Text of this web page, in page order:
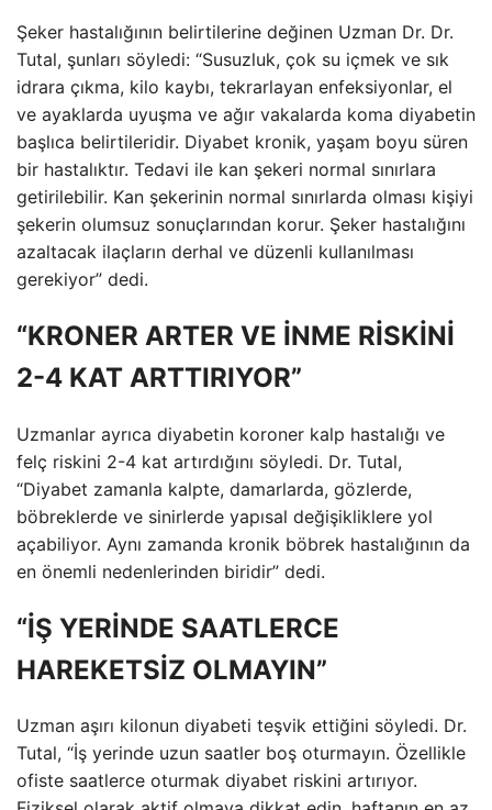
Şeker hastalığının belirtilerine değinen Uzman Dr. Dr.
Tutal, şunları söyledi: “Susuzluk, çok su içmek ve sık
idrara çıkma, kilo kaybı, tekrarlayan enfeksiyonlar, el
ve ayaklarda uyuşma ve ağır vakalarda koma diyabetin
başlıca belirtileridir. Diyabet kronik, yaşam boyu süren
bir hastalıktır. Tedavi ile kan şekeri normal sınırlara
getirilebilir. Kan şekerinin normal sınırlarda olması kişiyi
şekerin olumsuz sonuçlarından korur. Şeker hastalığını
azaltacak ilaçların derhal ve düzenli kullanılması
gerekiyor” dedi.
“KRONER ARTER VE İNME RİSKİNİ
2-4 KAT ARTTIRIYOR”
Uzmanlar ayrıca diyabetin koroner kalp hastalığı ve
felç riskini 2-4 kat artırdığını söyledi. Dr. Tutal,
“Diyabet zamanla kalpte, damarlarda, gözlerde,
böbreklerde ve sinirlerde yapısal değişikliklere yol
açabiliyor. Aynı zamanda kronik böbrek hastalığının da
en önemli nedenlerinden biridir” dedi.
“İŞ YERİNDE SAATLERCE
HAREKETSİZ OLMAYIN”
Uzman aşırı kilonun diyabeti teşvik ettiğini söyledi. Dr.
Tutal, “İş yerinde uzun saatler boş oturmayın. Özellikle
ofiste saatlerce oturmak diyabet riskini artırıyor.